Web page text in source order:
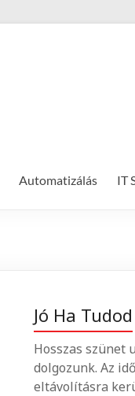
Automatizálás IT
Jó Ha Tudod
Hosszas szünet
dolgozunk. Az
eltávolításra